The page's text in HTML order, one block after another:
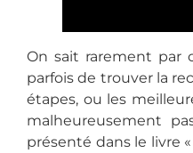
On sait rarement par
parfois de trouver la
étapes, ou les
malheureusement
présenté dans le livre «